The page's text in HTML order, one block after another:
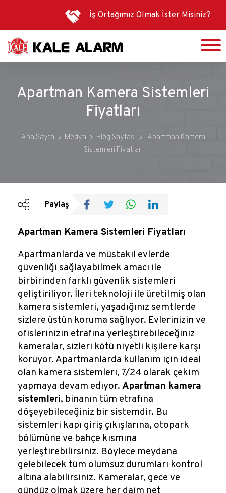
atla
İş Ortağımız Olmak İster Misiniz?
Apartman Kamera Sistemleri
Fiyatları
Ana Sayfa Medya Blog Sayfası
Apartman Kamera
Sistemleri Fiyatları
Bültenler
Reklamlar
Kalem Dergisi
Blog
Paylaş
Apartman Kamera Sistemleri Fiyatları
Apartmanlarda ve müstakil evlerde
güvenliği sağlayabilmek amacı ile
birbirinden farklı güvenlik sistemleri
geliştiriliyor. İleri teknoloji ile üretilmiş olan
kamera sistemleri, yaşadığınız semtlerde
sizlere üstün koruma sağlıyor. Evlerinizin ve
ofislerinizin etrafına yerleştirebileceğiniz
kameralar, sizleri kötü niyetli kişilere karşı
koruyor. Apartmanlarda kullanım için ideal
olan kamera sistemleri, 7/24 olarak çekim
yapmaya devam ediyor. Apartman kamera
sistemleri, binanın tüm etrafına
döşeyebileceğiniz bir sistemdir. Bu
sistemleri kapı giriş çıkışlarına, otopark
bölümüne ve bahçe kısmına
yerleştirebilirsiniz. Böylece meydana
gelebilecek tüm olumsuz durumları kontrol
altına alabilirsiniz. Kameralar, gece ve